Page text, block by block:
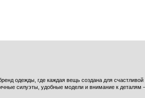
одежды, где каждая вещь создана для
силуэты, удобные модели и внимание к